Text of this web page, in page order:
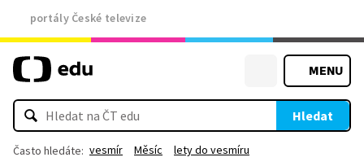
portály České televize
MENU
Hledat
Často hledáte: vesmír Měsíc lety do vesmíru